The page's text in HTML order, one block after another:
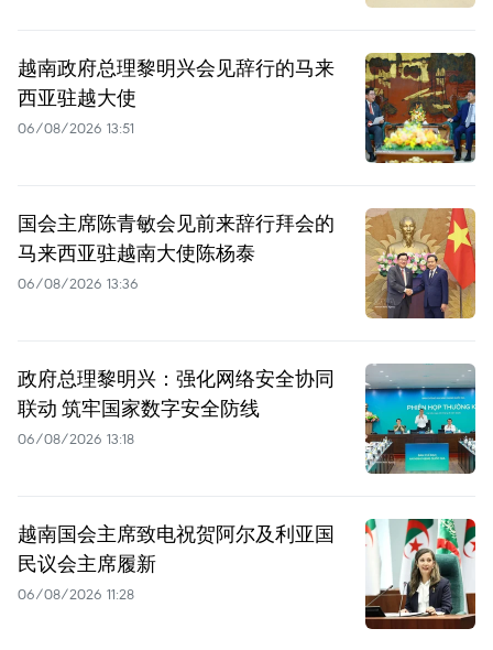
越南政府总理黎明兴会见辞行的马来
西亚驻越大使
06/08/2026 13:51
国会主席陈青敏会见前来辞行拜会的
马来西亚驻越南大使陈杨泰
06/08/2026 13:36
政府总理黎明兴：强化网络安全协同
联动 筑牢国家数字安全防线
06/08/2026 13:18
越南国会主席致电祝贺阿尔及利亚国
民议会主席履新
06/08/2026 11:28